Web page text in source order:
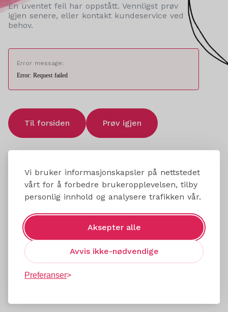
Vi bruker informasjonskapsler på nettstedet
vårt for å forbedre brukeropplevelsen, tilby
personlig innhold og analysere trafikken vår.
Aksepter alle
Avvis ikke-nødvendige
Preferanser
En uventet feil har oppstått. Vennligst prøv
igjen senere, eller kontakt kundeservice ved
behov.
Error message:
Error: Request failed
Til forsiden Prøv igjen